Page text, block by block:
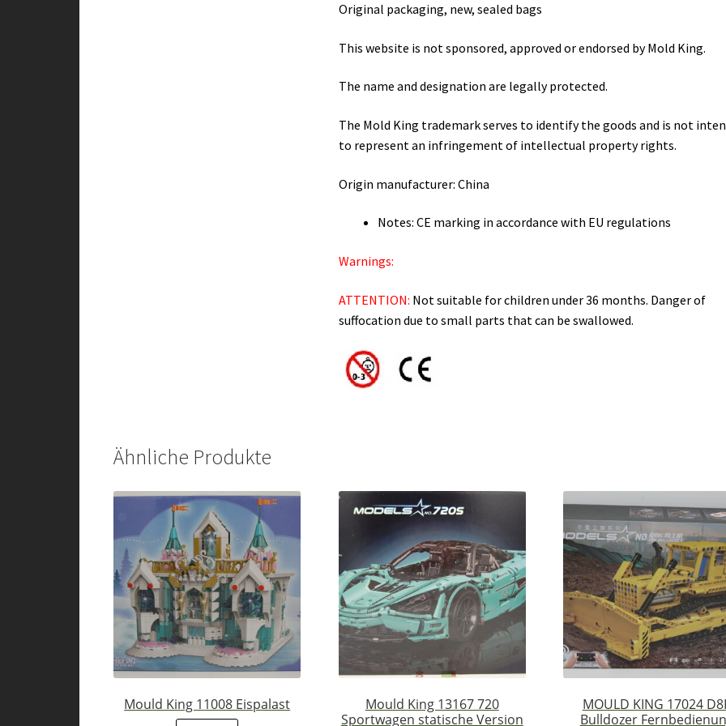
Original packaging, new, sealed bags
This website is not sponsored, approved or endorsed by Mold King.
The name and designation are legally protected.
The Mold King trademark serves to identify the goods and is not
to represent an infringement of intellectual property rights.
Origin manufacturer: China
Notes: CE marking in accordance with EU regulations
Warnings:
ATTENTION: Not suitable for children under 36 months. Danger of
suffocation due to small parts that can be swallowed.
Ähnliche Produkte
Mould King 11008 Eispalast
Mould King 13167 720
Sportwagen statische Version
MOULD KING 17024
Bulldozer